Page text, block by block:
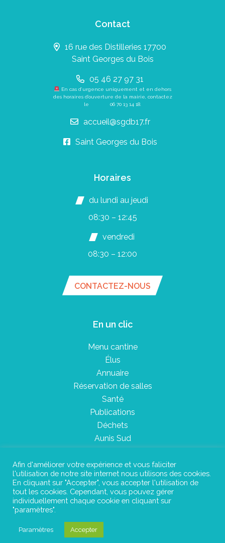
Contact
16 rue des Distilleries 17700
Saint Georges du Bois
05 46 27 97 31
En cas d’urgence uniquement et en dehors
des horaires d’ouverture de la mairie, contactez
le 06 70 13 14 18
accueil@sgdb17.fr
Saint Georges du Bois
Horaires
du lundi au jeudi
08:30 – 12:45
vendredi
08:30 – 12:00
CONTACTEZ-NOUS
En un clic
Menu cantine
Élus
Annuaire
Réservation de salles
Santé
Publications
Déchets
Aunis Sud
Plan du site
Mentions légales
©Instant Urbain
Afin d'améliorer votre expérience et vous faliciter
l'utilisation de notre site internet nous utilisons des cookies.
En cliquant sur "Accepter", vous accepter l'utilisation de
tout les cookies. Cependant, vous pouvez gérer
individuellement chaque cookie en cliquant sur
"paramètres".
Paramètres Accepter